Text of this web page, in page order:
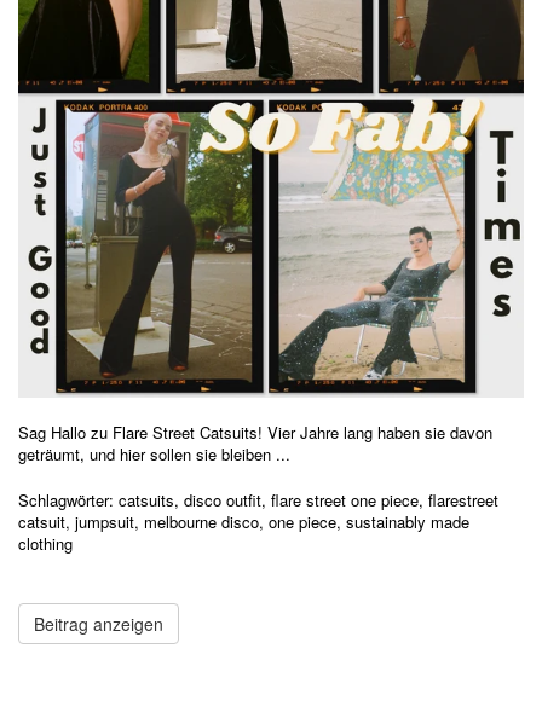
Sag Hallo zu Flare Street Catsuits! Vier Jahre lang haben sie davon
geträumt, und hier sollen sie bleiben ...
Schlagwörter: catsuits, disco outfit, flare street one piece, flarestreet
catsuit, jumpsuit, melbourne disco, one piece, sustainably made
clothing
Beitrag anzeigen